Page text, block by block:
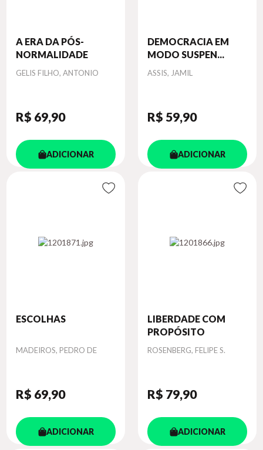
A ERA DA PÓS-
NORMALIDADE
Autor
GELIS FILHO, ANTONIO
R$ 69,90
ADICIONAR
DEMOCRACIA EM
MODO SUSPEN...
Autor
ASSIS, JAMIL
R$ 59,90
ADICIONAR
ESCOLHAS
Autor
MADEIROS, PEDRO DE
R$ 69,90
ADICIONAR
LIBERDADE COM
PROPÓSITO
Autor
ROSENBERG, FELIPE S.
R$ 79,90
ADICIONAR